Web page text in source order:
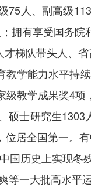
75人、副高级
拥有享受国务
梯队带头人、
学能力水平持
教学成果奖4项
硕士研究生
居全国第一。
国历史上实现
一大批高水平